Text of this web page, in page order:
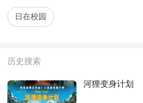
日在校园
历史搜索
河狸变身计划